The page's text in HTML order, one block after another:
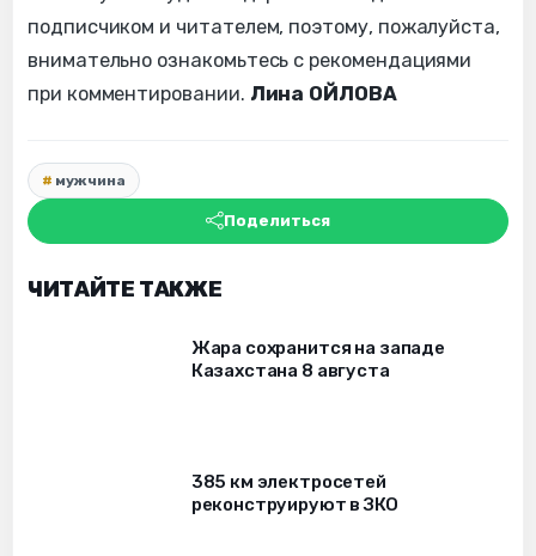
подписчиком и читателем, поэтому, пожалуйста,
внимательно ознакомьтесь с рекомендациями
при комментировании. Лина ОЙЛОВА
мужчина
Поделиться
ЧИТАЙТЕ ТАКЖЕ
Жара сохранится на западе
Казахстана 8 августа
385 км электросетей
реконструируют в ЗКО